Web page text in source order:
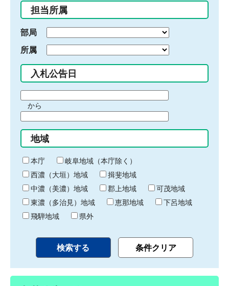
入
力
担当所属
部局
所属
入札公告日
間
始
り
から
間
終
わ
り
地域
本庁
岐阜地域（本庁除く）
西濃（大垣）地域
揖斐地域
中濃（美濃）地域
郡上地域
可茂地域
東濃（多治見）地域
恵那地域
下呂地域
飛騨地域
県外